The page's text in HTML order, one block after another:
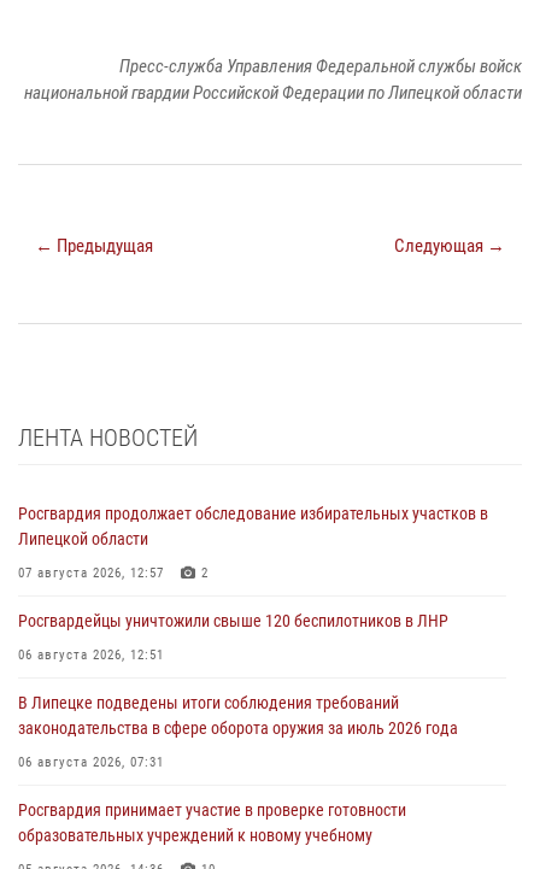
Пресс-служба Управления Федеральной службы войск
национальной гвардии Российской Федерации по Липецкой области
← Предыдущая Следующая →
ЛЕНТА НОВОСТЕЙ
Росгвардия продолжает обследование избирательных участков в
Липецкой области
07 августа 2026, 12:57 2
Росгвардейцы уничтожили свыше 120 беспилотников в ЛНР
06 августа 2026, 12:51
В Липецке подведены итоги соблюдения требований
законодательства в сфере оборота оружия за июль 2026 года
06 августа 2026, 07:31
Росгвардия принимает участие в проверке готовности
образовательных учреждений к новому учебному